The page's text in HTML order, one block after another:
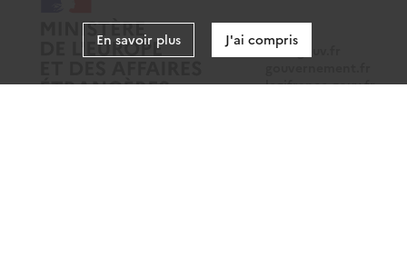
data.gouv.fr
legifrance.gouv.fr
En savoir plus J'ai compris